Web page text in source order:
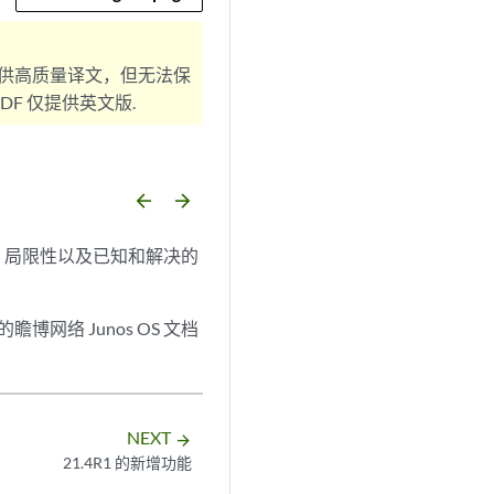
高质量译文，但无法保
仅提供英文版.
arrow_backward arrow_forward
限性以及已知和解决的
瞻博网络 Junos OS 文档
NEXT arrow_forward
21.4R1 的新增功能